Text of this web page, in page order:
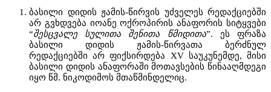
ბასილი დიდის ჟამის-წირვის უძველეს რედაქციებში
არ გვხდვება იოანე ოქროპირის ანაფორის სიტყვები
“შესცვალე სულითა შენითა წმიდითა”. ეს ფრაზა
ბასილი დიდის ჟამის-წირვათა ბერძნულ
რედაქციებში არ ფიქსირდება XV საუკუნემდე, მისი
ბასილი დიდის ანაფორაში მოთავსების წინააღმდეგი
იყო წმ. ნიკოდიმოს მთაწმინდელიც.